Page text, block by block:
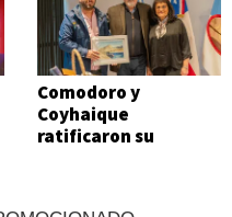
Comodoro y
Coyhaique
ratificaron su